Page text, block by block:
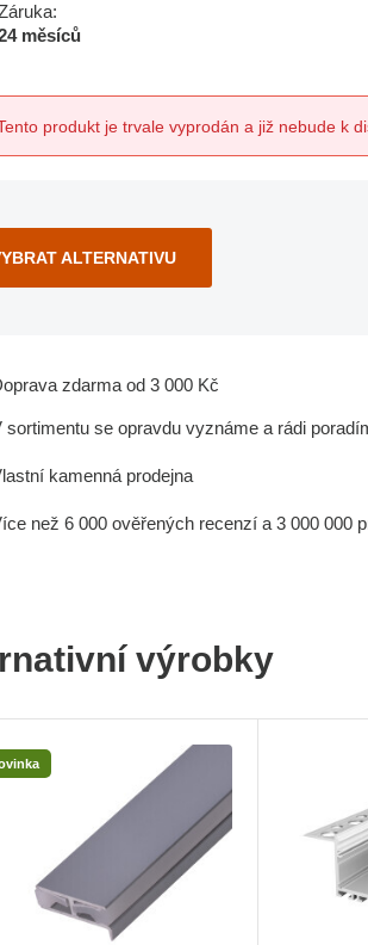
měsíců
produkt je trvale vyprodán a již nebude k
ALTERNATIVU
zdarma od 3 000 Kč
sortimentu se opravdu vyznáme a rádi
kamenná prodejna
než 6 000 ověřených recenzí a 3 000 000
výrobky